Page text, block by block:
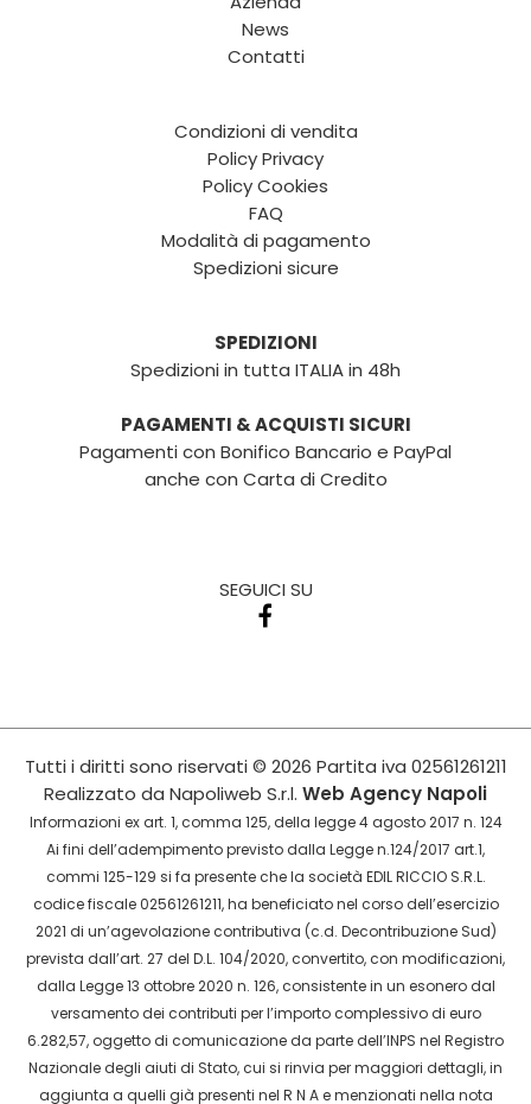
News
Contatti
Condizioni di vendita
Policy Privacy
Policy Cookies
FAQ
Modalità di pagamento
Spedizioni sicure
SPEDIZIONI
Spedizioni in tutta ITALIA in 48h
PAGAMENTI & ACQUISTI SICURI
Pagamenti con Bonifico Bancario e PayPal
anche con Carta di Credito
SEGUICI SU
Tutti i diritti sono riservati © 2026 Partita iva 02561261211
Realizzato da Napoliweb S.r.l. Web Agency Napoli
Informazioni ex art. 1, comma 125, della legge 4 agosto 2017 n. 124
Ai fini dell’adempimento previsto dalla Legge n.124/2017 art.1,
commi 125-129 si fa presente che la società EDIL RICCIO S.R.L.
codice fiscale 02561261211, ha beneficiato nel corso dell’esercizio
2021 di un’agevolazione contributiva (c.d. Decontribuzione Sud)
prevista dall’art. 27 del D.L. 104/2020, convertito, con modificazioni,
dalla Legge 13 ottobre 2020 n. 126, consistente in un esonero dal
versamento dei contributi per l’importo complessivo di euro
6.282,57, oggetto di comunicazione da parte dell’INPS nel Registro
Nazionale degli aiuti di Stato, cui si rinvia per maggiori dettagli, in
aggiunta a quelli già presenti nel R N A e menzionati nella nota